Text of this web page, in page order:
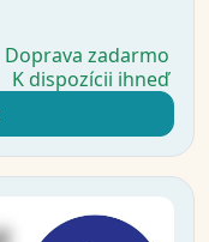
Doprava zadarmo
K dispozícii ihneď